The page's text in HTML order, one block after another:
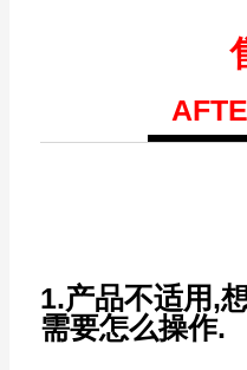
1.产品不适用,
需要怎么操作.